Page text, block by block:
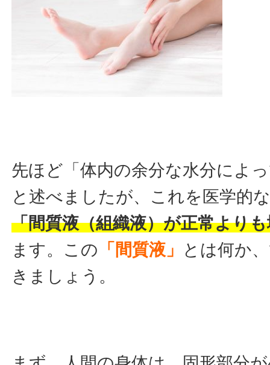
先ほど「体内の余分な水分によ
と述べましたが、これを医学的
「間質液（組織液）が正常より
ます。この 「間質液」
とは何か
きましょう。